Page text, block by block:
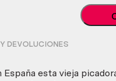
Picadora
de
nº
DEVOLUCIONES
España esta vieja